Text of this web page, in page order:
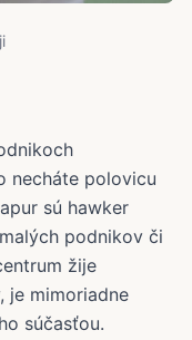
necháte polovicu
sú hawker
podnikov či
žije
je mimoriadne
súčasťou.